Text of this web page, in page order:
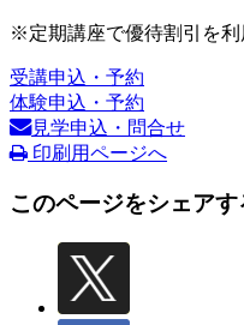
※定期講座で優待割引を利
受講申込・予約
体験申込・予約
見学申込・問合せ
印刷用ページへ
このページをシェアす